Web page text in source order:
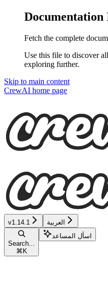
Documentation
Fetch the complete
Use this file to discover
exploring further.
Skip to main content
CrewAI home page
v1.14.1 العربية
Search...
⌘ K
اسأل المساعد